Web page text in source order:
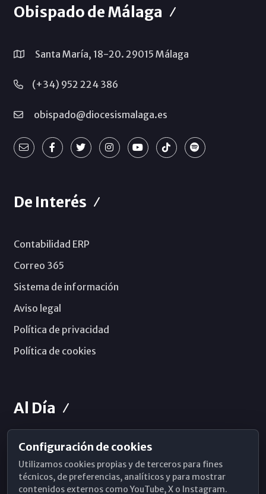
Obispado de Málaga
Santa María, 18-20. 29015 Málaga
(+34) 952 224 386
obispado@diocesismalaga.es
De Interés
Contabilidad ERP
Correo 365
Sistema de información
Aviso legal
Política de privacidad
Política de cookies
Al Día
Horarios de Misa
Hemeroteca
Configuración de cookies
Utilizamos cookies propias y de terceros para fines
técnicos, de preferencias, analíticos y para mostrar
contenidos externos como YouTube, X o Instagram.